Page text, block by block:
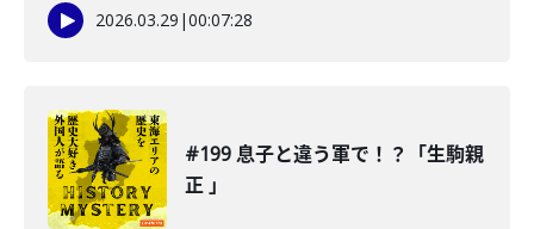
2026.03.29 |00:07:28
#199 息子と違う軍で！？「生駒親
正 」